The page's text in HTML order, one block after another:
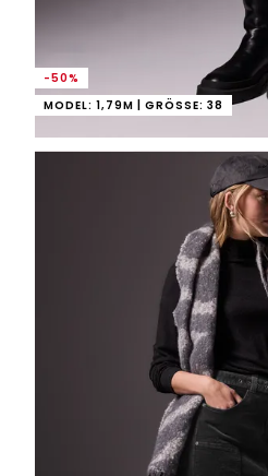
-50%
MODEL: 1,79M | GRÖSSE: 38